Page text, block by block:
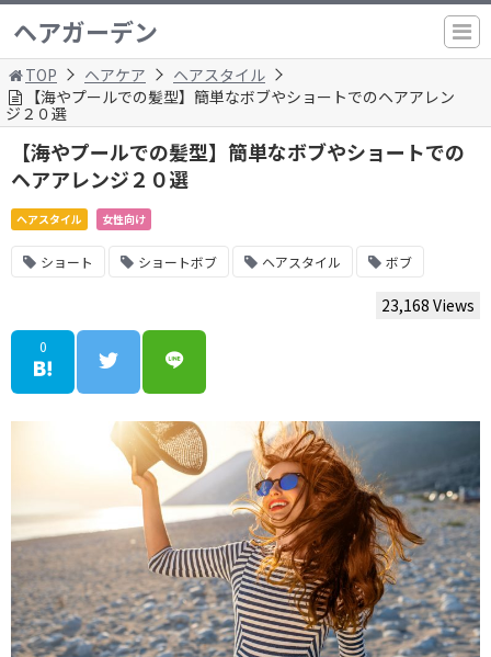
ヘアガーデン
TOP ヘアケア
ヘアスタイル
【海やプールでの髪型】簡単なボブやショートでのヘアアレン
ジ２０選
【海やプールでの髪型】簡単なボブやショートでの
ヘアアレンジ２０選
ヘアスタイル 女性向け
ショート ショートボブ ヘアスタイル ボブ
23,168 Views
0